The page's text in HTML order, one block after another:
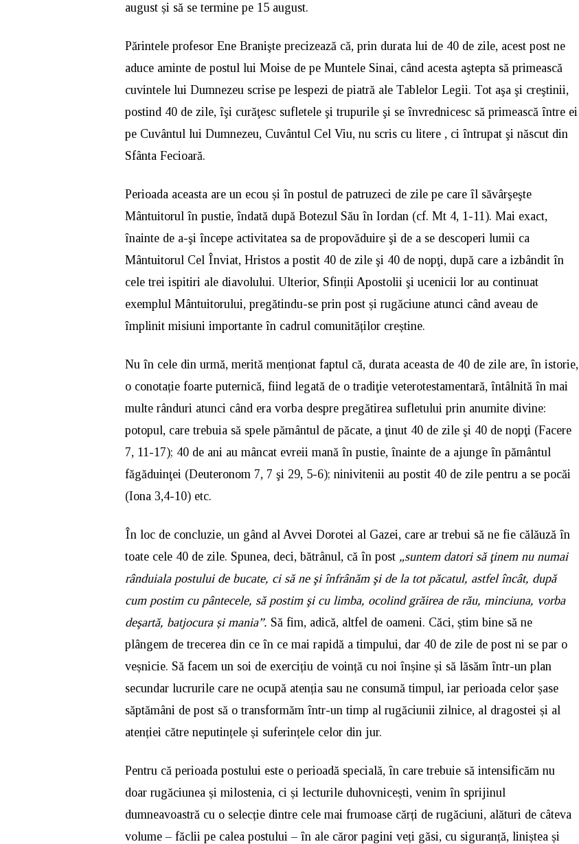
august și să se termine pe 15 august.
Părintele profesor Ene Branişte precizează că, prin durata lui de 40 de zile, acest post ne
aduce aminte de postul lui Moise de pe Muntele Sinai, când acesta aştepta să primească
cuvintele lui Dumnezeu scrise pe lespezi de piatră ale Tablelor Legii. Tot aşa şi creştinii,
postind 40 de zile, îşi curăţesc sufletele şi trupurile şi se învrednicesc să primească între ei
pe Cuvântul lui Dumnezeu, Cuvântul Cel Viu, nu scris cu litere , ci întrupat şi născut din
Sfânta Fecioară.
Perioada aceasta are un ecou și în postul de patruzeci de zile pe care îl săvârşeşte
Mântuitorul în pustie, îndată după Botezul Său în Iordan (cf. Mt 4, 1-11). Mai exact,
înainte de a-şi începe activitatea sa de propovăduire şi de a se descoperi lumii ca
Mântuitorul Cel Înviat, Hristos a postit 40 de zile şi 40 de nopţi, după care a izbândit în
cele trei ispitiri ale diavolului. Ulterior, Sfinții Apostolii şi ucenicii lor au continuat
exemplul Mântuitorului, pregătindu-se prin post și rugăciune atunci când aveau de
împlinit misiuni importante în cadrul comunităților creștine.
Nu în cele din urmă, merită menționat faptul că, durata aceasta de 40 de zile are, în istorie,
o conotație foarte puternică, fiind legată de o tradiţie veterotestamentară, întâlnită în mai
multe rânduri atunci când era vorba despre pregătirea sufletului prin anumite divine:
potopul, care trebuia să spele pământul de păcate, a ţinut 40 de zile şi 40 de nopţi (Facere
7, 11-17); 40 de ani au mâncat evreii mană în pustie, înainte de a ajunge în pământul
făgăduinţei (Deuteronom 7, 7 şi 29, 5-6); ninivitenii au postit 40 de zile реntru a se pocăi
(Iona 3,4-10) etc.
În loc de concluzie, un gând al Avvei Dorotei al Gazei, care ar trebui să ne fie călăuză în
toate cele 40 de zile. Spunea, deci, bătrânul, că în post „suntem datori să ţinem nu numai
rânduiala postului de bucate, ci să ne şi înfrânăm şi de la tot păcatul, astfel încât, după
cum postim cu pântecele, să postim şi cu limba, ocolind grăirea de rău, minciuna, vorba
deşartă, batjocura și mania”. Să fim, adică, altfel de oameni. Căci, știm bine să ne
plângem de trecerea din ce în ce mai rapidă a timpului, dar 40 de zile de post ni se par o
veșnicie. Să facem un soi de exercițiu de voință cu noi înșine și să lăsăm într-un plan
secundar lucrurile care ne ocupă atenția sau ne consumă timpul, iar perioada celor șase
săptămâni de post să o transformăm într-un timp al rugăciunii zilnice, al dragostei și al
atenției către neputințele și suferințele celor din jur.
Pentru că perioada postului este o perioadă specială, în care trebuie să intensificăm nu
doar rugăciunea și milostenia, ci și lecturile duhovnicești, venim în sprijinul
dumneavoastră cu o selecție dintre cele mai frumoase cărți de rugăciuni, alături de câteva
volume – făclii pe calea postului – în ale căror pagini veți găsi, cu siguranță, liniștea și